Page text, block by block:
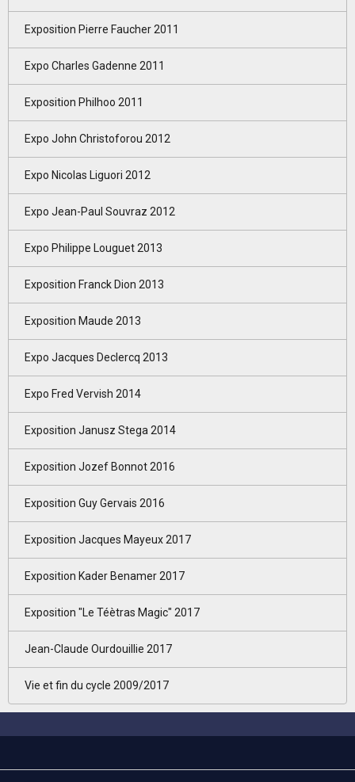
Exposition Pierre Faucher 2011
Expo Charles Gadenne 2011
Exposition Philhoo 2011
Expo John Christoforou 2012
Expo Nicolas Liguori 2012
Expo Jean-Paul Souvraz 2012
Expo Philippe Louguet 2013
Exposition Franck Dion 2013
Exposition Maude 2013
Expo Jacques Declercq 2013
Expo Fred Vervish 2014
Exposition Janusz Stega 2014
Exposition Jozef Bonnot 2016
Exposition Guy Gervais 2016
Exposition Jacques Mayeux 2017
Exposition Kader Benamer 2017
Exposition "Le Téètras Magic" 2017
Jean-Claude Ourdouillie 2017
Vie et fin du cycle 2009/2017